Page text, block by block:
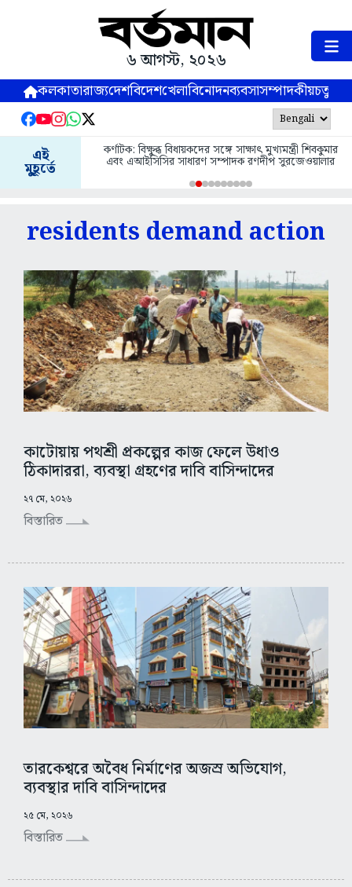
৬ আগস্ট, ২০২৬
কলকাতারাজ্যদেশবিদেশখেলাবিনোদনব্যবসাসম্পাদকীয়
এই
মুহূর্তে
কর্ণাটক: বিক্ষুব্ধ বিধায়কদের সঙ্গে সাক্ষাৎ মুখ্যমন্ত্রী শিবকুমার
এবং এআইসিসির সাধারণ সম্পাদক রণদীপ সুরজেওয়ালার
residents demand action
কাটোয়ায় পথশ্রী প্রকল্পের কাজ ফেলে উধাও
ঠিকাদাররা, ব্যবস্থা গ্রহণের দাবি বাসিন্দাদের
২৭ মে, ২০২৬
বিস্তারিত
তারকেশ্বরে অবৈধ নির্মাণের অজস্র অভিযোগ,
ব্যবস্থার দাবি বাসিন্দাদের
২৫ মে, ২০২৬
বিস্তারিত